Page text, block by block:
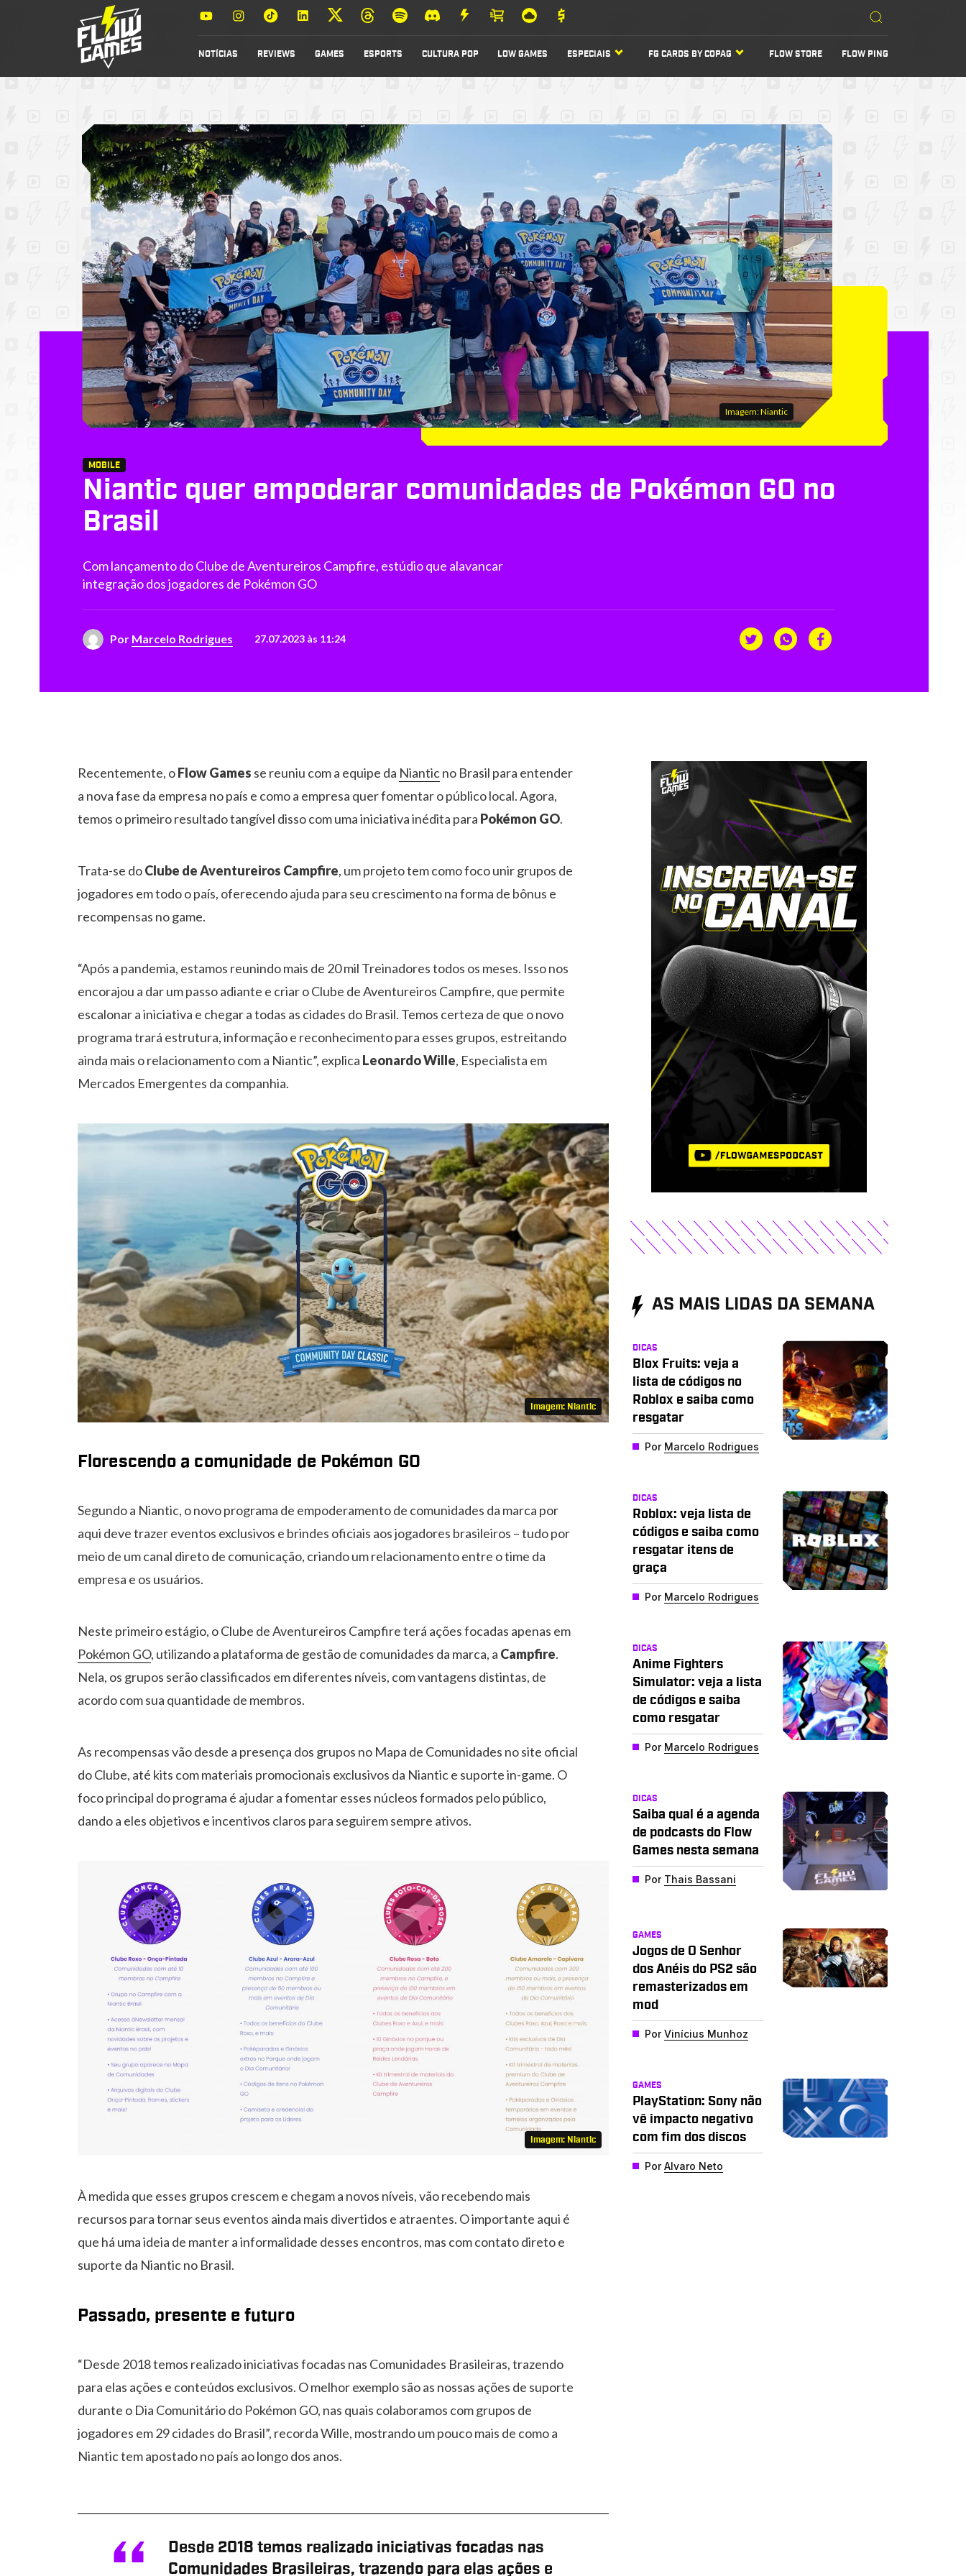
NOTÍCIAS REVIEWS GAMES ESPORTS CULTURA POP LOW GAMES ESPECIAIS FG CARDS BY COPAG FLOW STORE FLOW PING
Imagem: Niantic
MOBILE
Niantic quer empoderar comunidades de Pokémon GO no
Brasil
Com lançamento do Clube de Aventureiros Campfire, estúdio que alavancar
integração dos jogadores de Pokémon GO
Por Marcelo Rodrigues 27.07.2023 às 11:24
Recentemente, oFlow Games se reuniu com a equipe da Nianticno Brasil para entender
a nova fase da empresa no país e como a empresa quer fomentar o público local. Agora,
temos o primeiro resultado tangível disso com uma iniciativa inédita para Pokémon GO.
Trata-se doClube de Aventureiros Campfire, um projeto tem como foco unir grupos de
jogadores em todo o país, oferecendo ajuda para seu crescimento na forma de bônus e
recompensas no game.
“Após a pandemia, estamos reunindo mais de 20 mil Treinadores todos os meses. Isso nos
encorajou a dar um passo adiante e criar o Clube de Aventureiros Campfire, que permite
escalonar a iniciativa e chegar a todas as cidades do Brasil. Temos certeza de que o novo
programa trará estrutura, informação e reconhecimento para esses grupos, estreitando
ainda mais o relacionamento com a Niantic”, explica Leonardo Wille, Especialista em
Mercados Emergentes da companhia.
Imagem: Niantic
Florescendo a comunidade de Pokémon GO
Segundo a Niantic, o novo programa de empoderamento de comunidades da marca por
aqui deve trazer eventos exclusivos e brindes oficiais aos jogadores brasileiros – tudo por
meio de um canal direto de comunicação, criando um relacionamento entre o time da
empresa e os usuários.
Neste primeiro estágio, o Clube de Aventureiros Campfire terá ações focadas apenas em
Pokémon GO, utilizando a plataforma de gestão de comunidades da marca, a Campfire.
Nela, os grupos serão classificados em diferentes níveis, com vantagens distintas, de
acordo com sua quantidade de membros.
As recompensas vão desde a presença dos grupos no Mapa de Comunidades no site oficial
do Clube, até kits com materiais promocionais exclusivos da Niantic e suporte in-game. O
foco principal do programa é ajudar a fomentar esses núcleos formados pelo público,
dando a eles objetivos e incentivos claros para seguirem sempre ativos.
Imagem: Niantic
À medida que esses grupos crescem e chegam a novos níveis, vão recebendo mais
recursos para tornar seus eventos ainda mais divertidos e atraentes. O importante aqui é
que há uma ideia de manter a informalidade desses encontros, mas com contato direto e
suporte da Niantic no Brasil.
Passado, presente e futuro
“Desde 2018 temos realizado iniciativas focadas nas Comunidades Brasileiras, trazendo
para elas ações e conteúdos exclusivos. O melhor exemplo são as nossas ações de suporte
durante o Dia Comunitário do Pokémon GO, nas quais colaboramos com grupos de
jogadores em 29 cidades do Brasil”, recorda Wille, mostrando um pouco mais de como a
Niantic tem apostado no país ao longo dos anos.
Desde 2018 temos realizado iniciativas focadas nas
Comunidades Brasileiras, trazendo para elas ações e
AS MAIS LIDAS DA SEMANA
DICAS
Blox Fruits: veja a
lista de códigos no
Roblox e saiba como
resgatar
Por Marcelo Rodrigues
DICAS
Roblox: veja lista de
códigos e saiba como
resgatar itens de
graça
Por Marcelo Rodrigues
DICAS
Anime Fighters
Simulator: veja a lista
de códigos e saiba
como resgatar
Por Marcelo Rodrigues
DICAS
Saiba qual é a agenda
de podcasts do Flow
Games nesta semana
Por Thais Bassani
GAMES
Jogos de O Senhor
dos Anéis do PS2 são
remasterizados em
mod
PorVinícius Munhoz
GAMES
PlayStation: Sony não
vê impacto negativo
com fim dos discos
PorAlvaro Neto